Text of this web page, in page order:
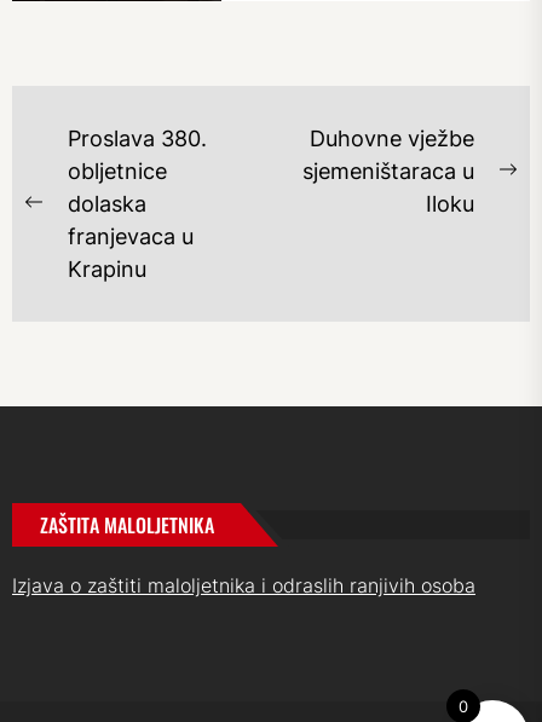
NAVIGACIJA
OBJAVA
Previous
post:
Proslava 380.
obljetnice
dolaska
franjevaca u
Krapinu
Duhovne vježbe
sjemeništaraca u
Iloku
ZAŠTITA MALOLJETNIKA
Izjava o zaštiti maloljetnika i odraslih ranjivih osoba
0